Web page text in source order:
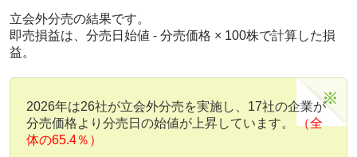
5/25 パワーソリューションズ（4450）のコメントを更
新。
立会外分売の結果です。
即売損益は、分売日始値 - 分売価格 × 100株で計算した損
益。
2026年は26社が立会外分売を実施し、17社の企業が
分売価格より分売日の始値が上昇しています。（全
体の65.4％）